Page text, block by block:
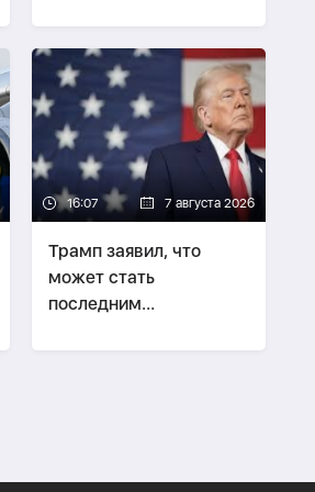
16:07 7 августа 2026
Трамп заявил, что
может стать
последним
республиканцем